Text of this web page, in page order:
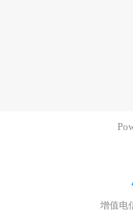
增值电